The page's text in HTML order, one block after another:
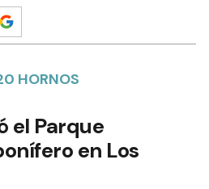
HORNOS
el Parque
en Los